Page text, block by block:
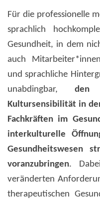
Für die professionelle
sprachlich
Gesundheit, in dem
auch
und sprachliche
unabdingbar,den
Kultursensibilität in
Fachkräften im
interkulturelle
Gesundheitswesen
voranzubringen.
veränderten
therapeutischen